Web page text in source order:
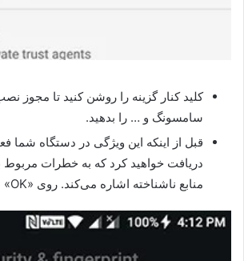
کلید کنار گزینه را روشن کنید تا مجوز
سامسونگ و … را بدهید.
قبل از اینکه این ویژگی در دستگاه شما
دریافت خواهید کرد که به خطرات مربوط
منابع ناشناخته اشاره می‌کند. روی «OK» ضربه بزنید.